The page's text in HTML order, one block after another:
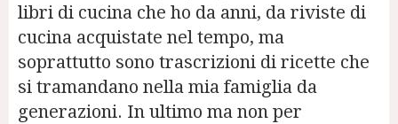
libri di cucina che ho da anni, da riviste di
cucina acquistate nel tempo, ma
soprattutto sono trascrizioni di ricette che
si tramandano nella mia famiglia da
generazioni. In ultimo ma non per